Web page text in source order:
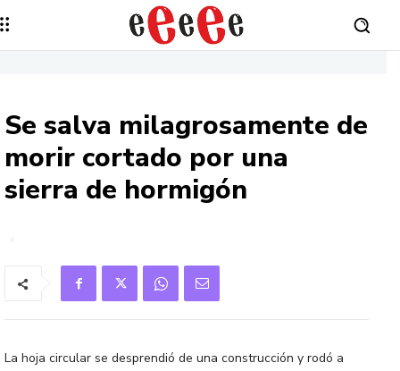
Se salva milagrosamente de
morir cortado por una
sierra de hormigón
La hoja circular se desprendió de una construcción y rodó a